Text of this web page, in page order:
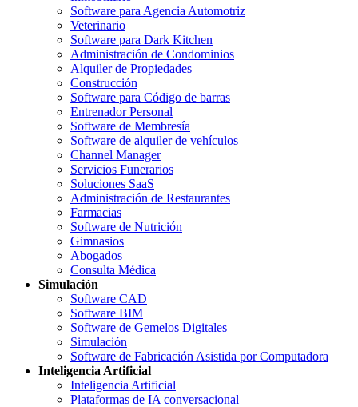
Software para Agencia Automotriz
Veterinario
Software para Dark Kitchen
Administración de Condominios
Alquiler de Propiedades
Construcción
Software para Código de barras
Entrenador Personal
Software de Membresía
Software de alquiler de vehículos
Channel Manager
Servicios Funerarios
Soluciones SaaS
Administración de Restaurantes
Farmacias
Software de Nutrición
Gimnasios
Abogados
Consulta Médica
Simulación
Software CAD
Software BIM
Software de Gemelos Digitales
Simulación
Software de Fabricación Asistida por Computadora
Inteligencia Artificial
Inteligencia Artificial
Plataformas de IA conversacional